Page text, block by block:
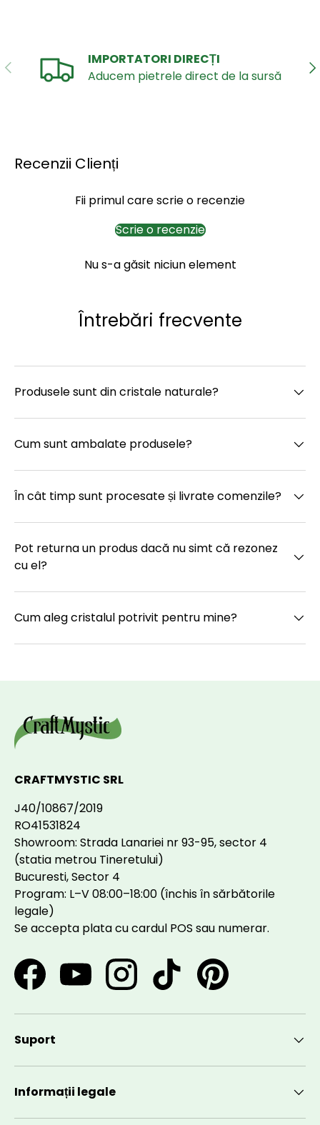
ANTERIOR
IMPORTATORI DIRECȚI
Aducem pietrele direct de la sursă
Recenzii Clienți
Fii primul care scrie o recenzie
Scrie o recenzie
Nu s-a găsit niciun element
Întrebări frecvente
Produsele sunt din cristale naturale?
Cum sunt ambalate produsele?
În cât timp sunt procesate și livrate comenzile?
Pot returna un produs dacă nu simt că rezonez
cu el?
Cum aleg cristalul potrivit pentru mine?
CRAFTMYSTIC SRL
J40/10867/2019
RO41531824
Showroom: Strada Lanariei nr 93-95, sector 4
(statia metrou Tineretului)
Bucuresti, Sector 4
Program: L–V 08:00–18:00 (închis în sărbătorile
legale)
Se accepta plata cu cardul POS sau numerar.
FacebookYouTubeInstagramTikTok Pinterest
Suport
Informații legale